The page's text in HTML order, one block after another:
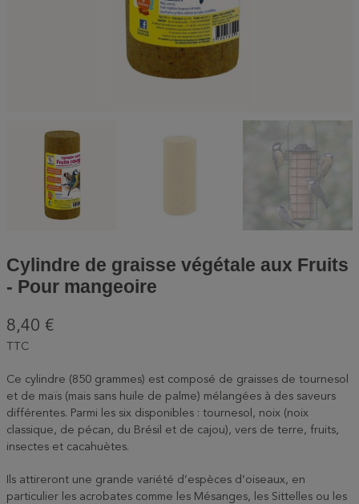
Cylindre de graisse végétale aux Fruits
- Pour mangeoire
8,40 €
TTC
Ce cylindre (850 grammes) est composé de graisses de tournesol
et de maïs (mais sans huile de palme) mélangées à des saveurs
différentes. Parmi les six disponibles : tournesol, noix (noix
classique, de pécan, du Brésil et de cajou), vers de terre, fruits,
insectes et cacahuètes.
Ils attireront une grande variété d’espèces d’oiseaux, en
particulier les acrobates comme les Mésanges, les Sittelles ou les